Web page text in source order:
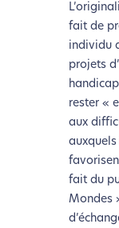
fait de
individu
projets
rester «
aux
auxquels
fait du
Mondes